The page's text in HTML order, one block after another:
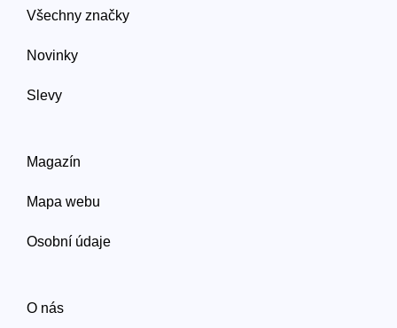
Všechny značky
Novinky
Slevy
Magazín
Mapa webu
Osobní údaje
O nás